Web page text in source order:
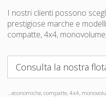
I nostri clienti possono
prestigiose marche e
compatte, 4x4,
Consulta la nostra
...economiche, compatte, 4x4,